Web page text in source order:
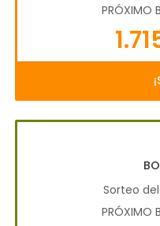
PRÓXIMO
Sorteo
PRÓXIMO